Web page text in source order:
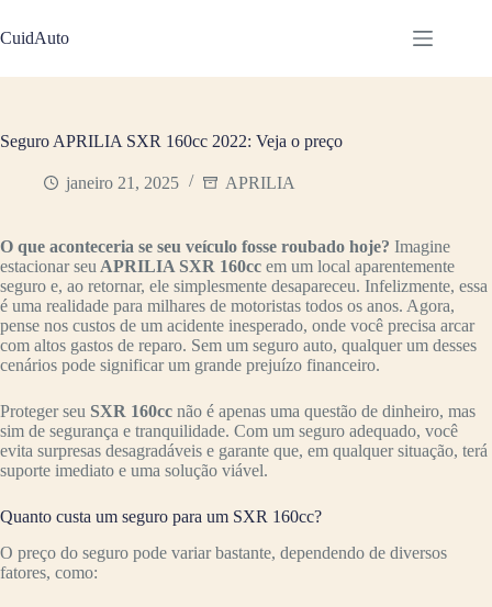
para
o
CuidAuto
Seguro APRILIA SXR 160cc 2022: Veja o preço
janeiro 21, 2025 APRILIA
O que aconteceria se seu veículo fosse roubado hoje? Imagine
estacionar seu APRILIA SXR 160cc em um local aparentemente
seguro e, ao retornar, ele simplesmente desapareceu. Infelizmente, essa
é uma realidade para milhares de motoristas todos os anos. Agora,
pense nos custos de um acidente inesperado, onde você precisa arcar
com altos gastos de reparo. Sem um seguro auto, qualquer um desses
cenários pode significar um grande prejuízo financeiro.
Proteger seu SXR 160cc não é apenas uma questão de dinheiro, mas
sim de segurança e tranquilidade. Com um seguro adequado, você
evita surpresas desagradáveis e garante que, em qualquer situação, terá
suporte imediato e uma solução viável.
Quanto custa um seguro para um SXR 160cc?
O preço do seguro pode variar bastante, dependendo de diversos
fatores, como: